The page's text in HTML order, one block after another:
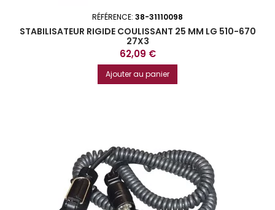
RÉFÉRENCE: 38-31110098
STABILISATEUR RIGIDE COULISSANT 25 MM LG 510-670
27X3
Prix
62,09 €
Ajouter au panier